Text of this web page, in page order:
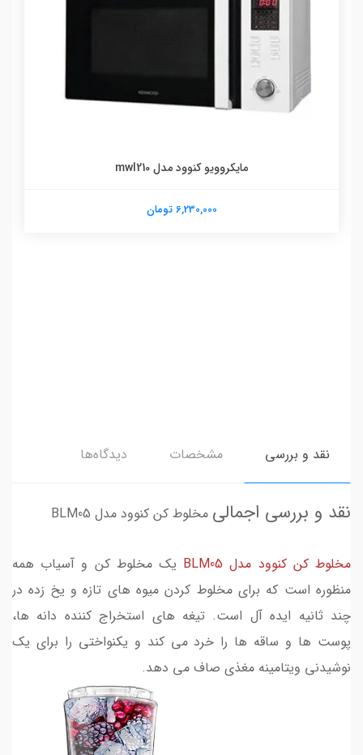
مایکروویو کنوود مدل mwl210
6,230,000 تومان
نقد و بررسی مشخصات دیدگاه‌ها
نقد و بررسی اجمالی مخلوط کن کنوود مدل BLM05
مخلوط کن کنوود مدل BLM05
یک مخلوط کن و آسیاب همه
منظوره است که برای مخلوط کردن میوه های تازه و یخ زده در
چند ثانیه ایده آل است. تیغه های استخراج کننده دانه ها،
پوست ها و ساقه ها را خرد می کند و یکنواختی را برای یک
نوشیدنی ویتامینه مغذی صاف می دهد.